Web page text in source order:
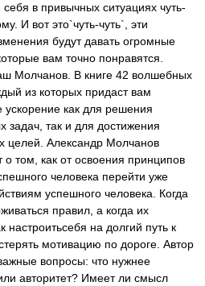
себя в привычных ситуациях чуть-
И вот это`чуть-чуть`, эти
будут давать огромные
вам точно понравятся.
Молчанов. В книге 42 волшебных
из которых придаст вам
ускорение как для решения
задач, так и для достижения
целей. Александр Молчанов
о том, как от освоения принципов
человека перейти уже
успешного человека. Когда
правил, а когда их
настроитьсебя на долгий путь к
мотивацию по дороге. Автор
вопросы: что нужнее
авторитет? Имеет ли смысл